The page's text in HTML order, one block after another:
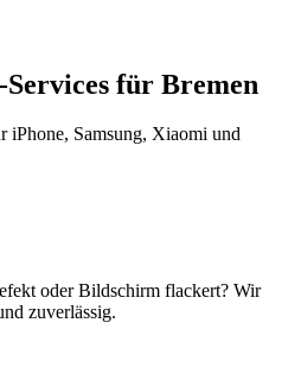
für Bremen
iPhone, Samsung, Xiaomi und
oder Bildschirm flackert? Wir
zuverlässig.